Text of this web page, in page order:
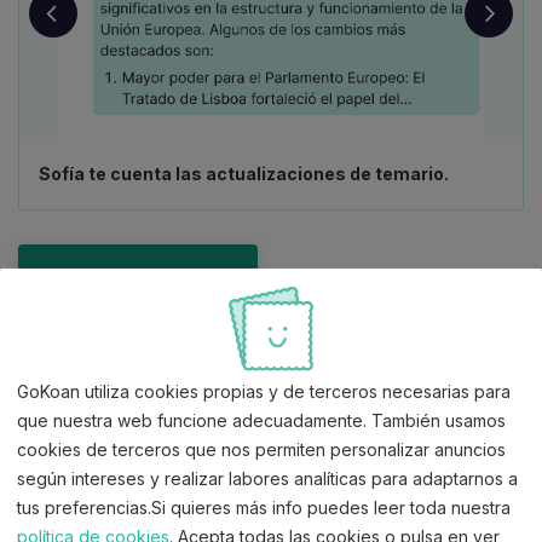
Ver documento oficial
15/10/2025
Aspirantes que superan la fase de oposiciín y
Ver documento oficial
Sofía te cuenta las actualizaciones de temario.
Sin tarjeta. Empieza ahora y pruébalo sin compromiso.
Precio de Gestión de la
Administración Civil del Estado
Promoción Interna
GoKoan utiliza cookies propias y de terceros necesarias para
que nuestra web funcione adecuadamente. También usamos
cookies de terceros que nos permiten personalizar anuncios
según intereses y realizar labores analíticas para adaptarnos a
tus preferencias.Si quieres más info puedes leer toda nuestra
política de cookies. Acepta todas las cookies o pulsa en ver